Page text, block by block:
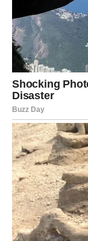
javni nastupi
liderstvo,
privatni biznis
kreativni
Velike pare
budete
Ako ste se do
plan.Zvezde